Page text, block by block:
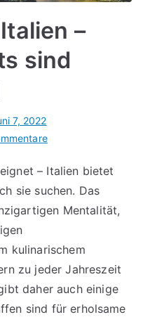
–
sind
7, 2022
für
Retreats
Italien
–
Retreats
2026
im
Trend
– Italien bietet
sie suchen. Das
Mentalität,
kulinarischem
zu jeder Jahreszeit
daher auch einige
sind für erholsame